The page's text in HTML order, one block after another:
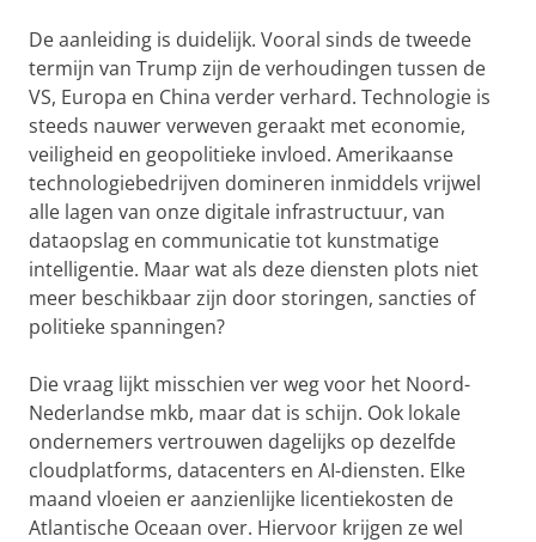
De aanleiding is duidelijk. Vooral sinds de tweede
termijn van Trump zijn de verhoudingen tussen de
VS, Europa en China verder verhard. Technologie is
steeds nauwer verweven geraakt met economie,
veiligheid en geopolitieke invloed. Amerikaanse
technologiebedrijven domineren inmiddels vrijwel
alle lagen van onze digitale infrastructuur, van
dataopslag en communicatie tot kunstmatige
intelligentie. Maar wat als deze diensten plots niet
meer beschikbaar zijn door storingen, sancties of
politieke spanningen?
Die vraag lijkt misschien ver weg voor het Noord-
Nederlandse mkb, maar dat is schijn. Ook lokale
ondernemers vertrouwen dagelijks op dezelfde
cloudplatforms, datacenters en AI-diensten. Elke
maand vloeien er aanzienlijke licentiekosten de
Atlantische Oceaan over. Hiervoor krijgen ze wel